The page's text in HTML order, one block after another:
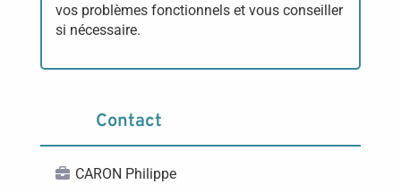
vos problèmes fonctionnels et vous conseiller
si nécessaire.
Contact
CARON Philippe